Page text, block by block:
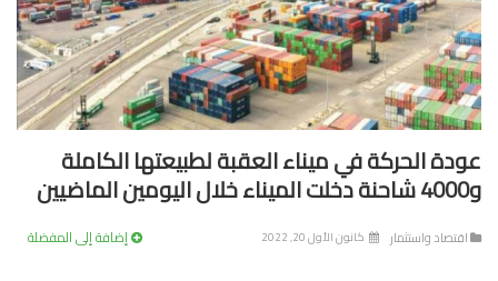
الحركة في ميناء العقبة لطبيعتها الكاملة
واستثمار كانون الأول 20, 2022 إضافة إلى المفضلة